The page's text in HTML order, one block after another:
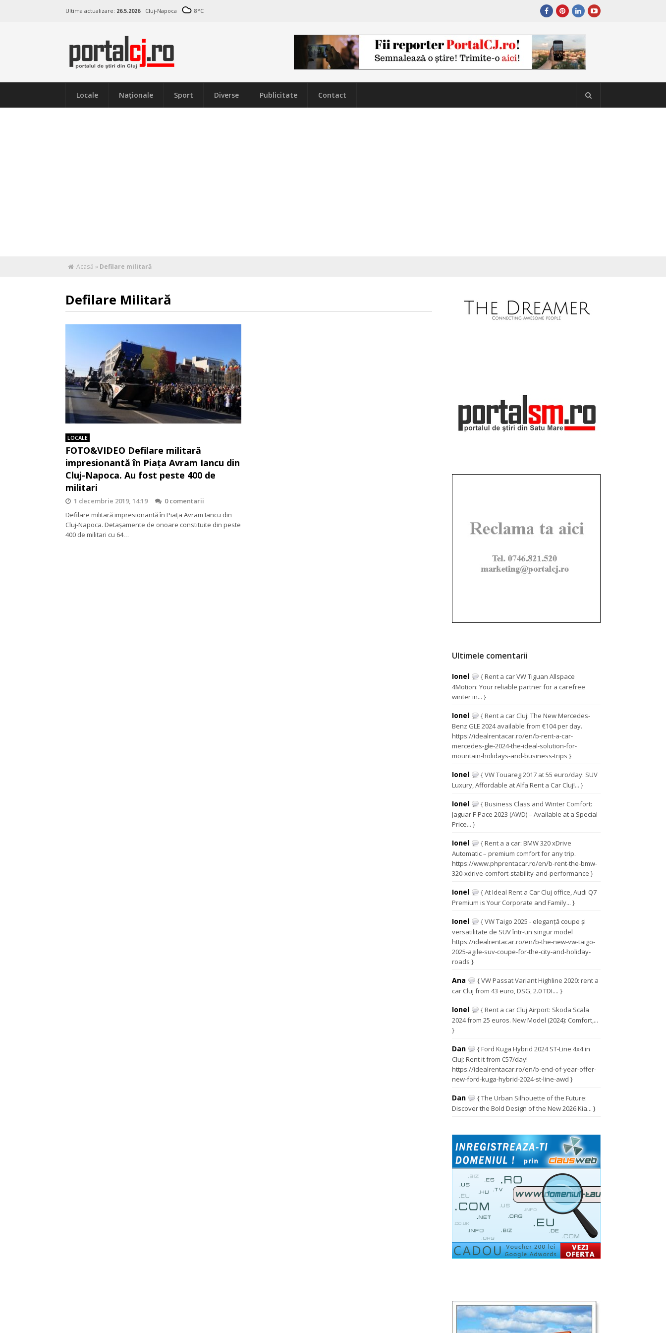
Ultima actualizare: 26.5.2026 Cluj-Napoca 8°C
Locale Naţionale Sport Diverse Publicitate Contact
Acasă » Defilare militară
Defilare Militară
LOCALE
FOTO&VIDEO Defilare militară
impresionantă în Piața Avram Iancu din
Cluj-Napoca. Au fost peste 400 de
militari
1 decembrie 2019, 14:19
0 comentarii
Defilare militară impresionantă în Piața Avram Iancu din
Cluj-Napoca. Detașamente de onoare constituite din peste
400 de militari cu 64…
Ultimele comentarii
Ionel
{ Rent a car VW Tiguan Allspace
4Motion: Your reliable partner for a carefree
winter in... }
Ionel
{ Rent a car Cluj: The New Mercedes-
Benz GLE 2024 available from €104 per day.
https://idealrentacar.ro/en/b-rent-a-car-
mercedes-gle-2024-the-ideal-solution-for-
mountain-holidays-and-business-trips }
Ionel
{ VW Touareg 2017 at 55 euro/day: SUV
Luxury, Affordable at Alfa Rent a Car Cluj!... }
Ionel
{ Business Class and Winter Comfort:
Jaguar F-Pace 2023 (AWD) – Available at a Special
Price... }
Ionel
{ Rent a a car: BMW 320 xDrive
Automatic – premium comfort for any trip.
https://www.phprentacar.ro/en/b-rent-the-bmw-
320-xdrive-comfort-stability-and-performance }
Ionel
{ At Ideal Rent a Car Cluj office, Audi Q7
Premium is Your Corporate and Family... }
Ionel
{ VW Taigo 2025 - eleganță coupe și
versatilitate de SUV într-un singur model
https://idealrentacar.ro/en/b-the-new-vw-taigo-
2025-agile-suv-coupe-for-the-city-and-holiday-
roads }
Ana
{ VW Passat Variant Highline 2020: rent a
car Cluj from 43 euro, DSG, 2.0 TDI.... }
Ionel
{ Rent a car Cluj Airport: Skoda Scala
2024 from 25 euros. New Model (2024): Comfort,...
}
Dan
{ Ford Kuga Hybrid 2024 ST-Line 4x4 in
Cluj: Rent it from €57/day!
https://idealrentacar.ro/en/b-end-of-year-offer-
new-ford-kuga-hybrid-2024-st-line-awd }
Dan
{ The Urban Silhouette of the Future:
Discover the Bold Design of the New 2026 Kia... }